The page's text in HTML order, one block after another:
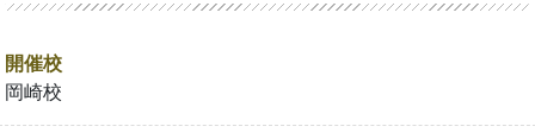
開催校
岡崎校